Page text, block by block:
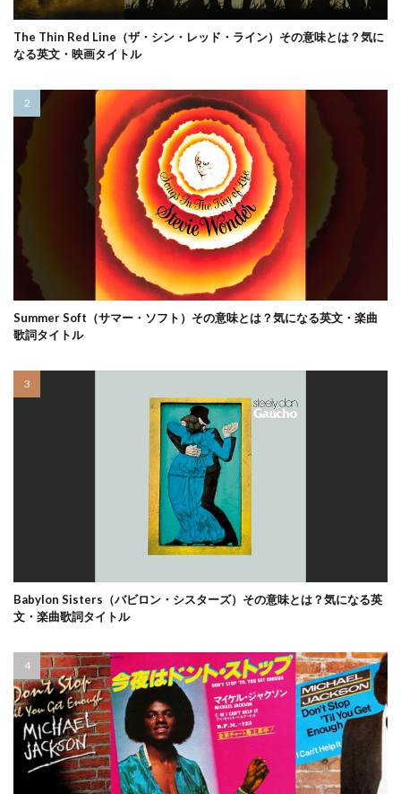
The Thin Red Line（ザ・シン・レッド・ライン）その意味とは？気に
なる英文・映画タイトル
Summer Soft（サマー・ソフト）その意味とは？気になる英文・楽曲
歌詞タイトル
Babylon Sisters（バビロン・シスターズ）その意味とは？気になる英
文・楽曲歌詞タイトル